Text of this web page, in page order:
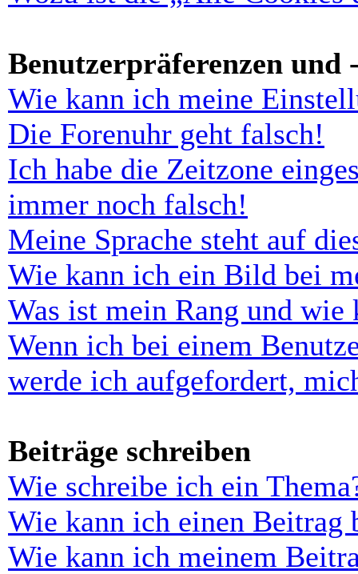
Benutzerpräferenzen und
Wie kann ich meine
Die Forenuhr geht falsch!
Ich habe die Zeitzone
immer noch falsch!
Meine Sprache steht auf
Wie kann ich ein Bild bei
Was ist mein Rang und wie
Wenn ich bei einem
werde ich aufgefordert,
Beiträge schreiben
Wie schreibe ich ein
Wie kann ich einen Beitrag
Wie kann ich meinem